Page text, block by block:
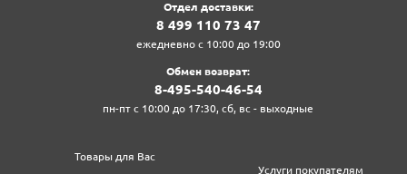
Отдел доставки:
8‍ 4‍9‍9‍ 1‍1‍0‍ 7‍3‍ 4‍7‍
ежедневно с 10:00 до 19:00
Обмен возврат:
8‍-4‍9‍5‍-5‍4‍0‍-4‍6‍-5‍4‍
пн-пт с 10:00 до 17:30, сб, вс - выходные
Товары для Вас
Услуги покупателям